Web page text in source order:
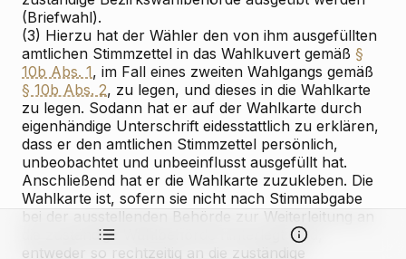
(Briefwahl).
(3) Hierzu hat der Wähler den von ihm ausgefüllten
amtlichen Stimmzettel in das Wahlkuvert gemäß §
10b Abs. 1, im Fall eines zweiten Wahlgangs gemäß
§ 10b Abs. 2, zu legen, und dieses in die Wahlkarte
zu legen. Sodann hat er auf der Wahlkarte durch
eigenhändige Unterschrift eidesstattlich zu erklären,
dass er den amtlichen Stimmzettel persönlich,
unbeobachtet und unbeeinflusst ausgefüllt hat.
Anschließend hat er die Wahlkarte zuzukleben. Die
Wahlkarte ist, sofern sie nicht nach Stimmabgabe
bei der ausstellenden Behörde zur Weiterleitung an
die zuständige Wahlbehörde hinterlegt wird,
entweder so rechtzeitig an die zuständige